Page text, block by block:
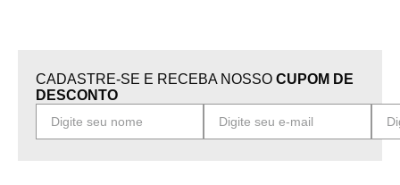
CADASTRE-SE E RECEBA NOSSO CUPOM DE
DESCONTO